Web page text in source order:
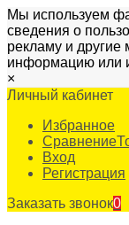
Мы используем
сведения о
рекламу и
информацию или
×
Личный кабинет
Избранное
Сравнение
Вход
Регистрация
Заказать звонок0